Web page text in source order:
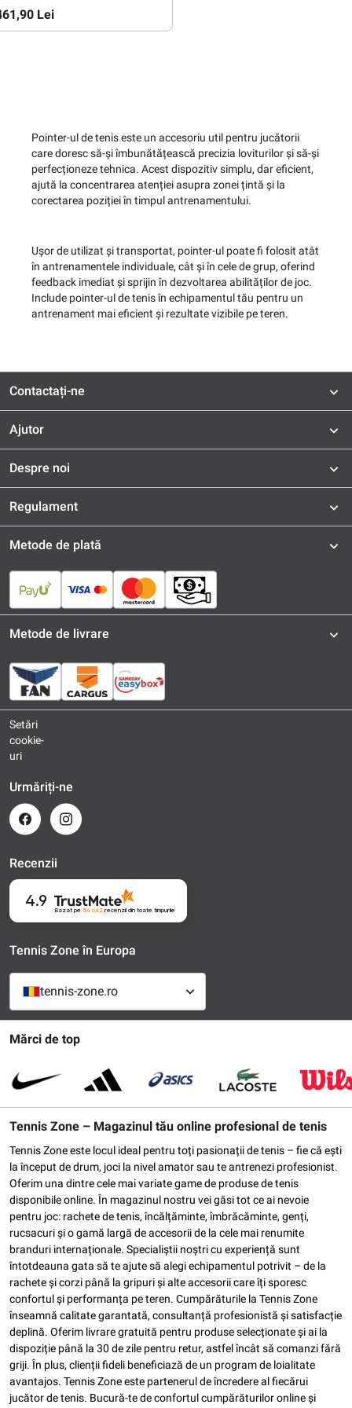
Lei
Pointer-ul de tenis este un accesoriu util pentru jucătorii
care doresc să-și îmbunătățească precizia loviturilor și să-și
perfecționeze tehnica. Acest dispozitiv simplu, dar eficient,
ajută la concentrarea atenției asupra zonei țintă și la
corectarea poziției în timpul antrenamentului.
Ușor de utilizat și transportat, pointer-ul poate fi folosit atât
în antrenamentele individuale, cât și în cele de grup, oferind
feedback imediat și sprijin în dezvoltarea abilităților de joc.
Include pointer-ul de tenis în echipamentul tău pentru un
antrenament mai eficient și rezultate vizibile pe teren.
Contactați-ne
Ajutor
Despre noi
Regulament
Mărci de top
Tennis Zone – Magazinul tău online profesional de tenis
Tennis Zone este locul ideal pentru toți pasionații de tenis – fie că ești
la început de drum, joci la nivel amator sau te antrenezi profesionist.
Oferim una dintre cele mai variate game de produse de tenis
disponibile online. În magazinul nostru vei găsi tot ce ai nevoie
pentru joc: rachete de tenis, încălțăminte, îmbrăcăminte, genți,
rucsacuri și o gamă largă de accesorii de la cele mai renumite
branduri internaționale. Specialiștii noștri cu experiență sunt
întotdeauna gata să te ajute să alegi echipamentul potrivit – de la
rachete și corzi până la gripuri și alte accesorii care îți sporesc
confortul și performanța pe teren. Cumpărăturile la Tennis Zone
înseamnă calitate garantată, consultanță profesionistă și satisfacție
deplină. Oferim livrare gratuită pentru produse selecționate și ai la
dispoziție până la 30 de zile pentru retur, astfel încât să comanzi fără
griji. În plus, clienții fideli beneficiază de un program de loialitate
avantajos. Tennis Zone este partenerul de încredere al fiecărui
jucător de tenis. Bucură-te de confortul cumpărăturilor online și
Metode de plată
Metode de livrare
Setări
cookie-
uri
Urmăriți-ne
Recenzii
4.9
Bazat pe 54 642recenziidin toate timpurile
Tennis Zone în Europa
tennis-zone.ro